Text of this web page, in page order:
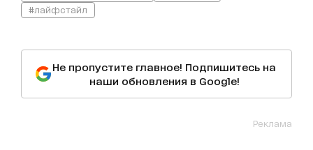
#лайфстайл
Не пропустите главное! Подпишитесь на
наши обновления в Google!
Реклама